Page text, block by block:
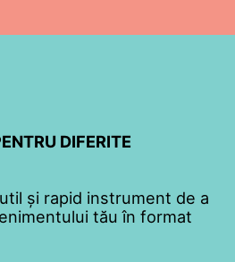
DIFERITE
și rapid instrument de a
tău în format